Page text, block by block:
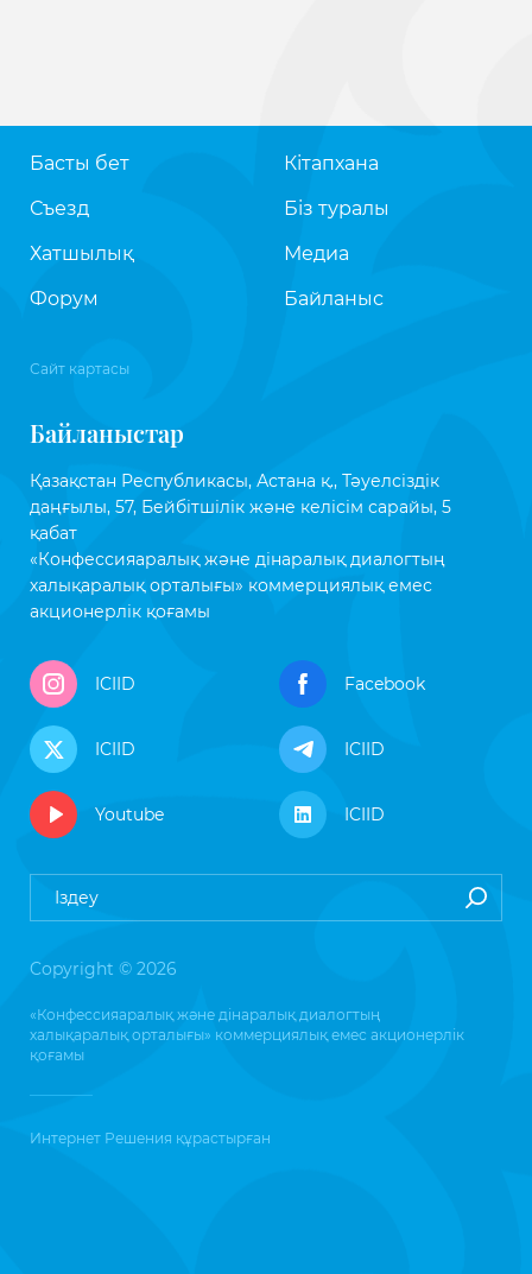
Басты бет
Съезд
Хатшылық
Форум
Кітапхана
Біз туралы
Медиа
Байланыс
Сайт картасы
Байланыстар
Қазақстан Республикасы, Астана қ., Тәуелсіздік
даңғылы, 57, Бейбітшілік және келісім сарайы, 5
қабат
«Конфессияаралық және дінаралық диалогтың
халықаралық орталығы» коммерциялық емес
акционерлік қоғамы
ICIID Facebook
ICIID ICIID
Youtube ICIID
Copyright © 2026
«Конфессияаралық және дінаралық диалогтың
халықаралық орталығы» коммерциялық емес акционерлік
қоғамы
Интернет Решения құрастырған